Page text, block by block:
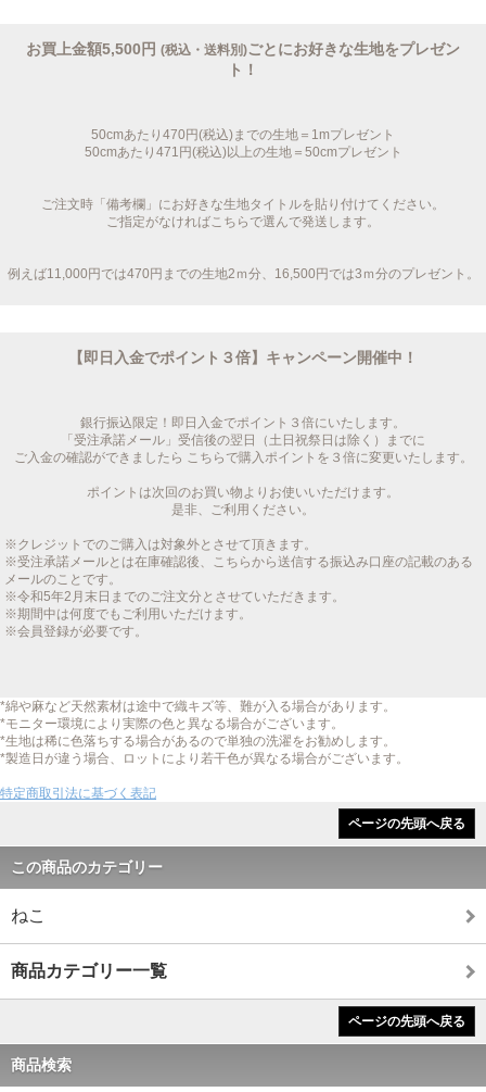
お買上金額5,500円 (税込・送料別)ごとにお好きな生地をプレゼン
ト！
50cmあたり470円(税込)までの生地＝1mプレゼント
50cmあたり471円(税込)以上の生地＝50cmプレゼント
ご注文時「備考欄」にお好きな生地タイトルを貼り付けてください。
ご指定がなければこちらで選んで発送します。
例えば11,000円では470円までの生地2ｍ分、16,500円では3ｍ分のプレゼント。
【即日入金でポイント３倍】キャンペーン開催中！
銀行振込限定！即日入金でポイント３倍にいたします。
「受注承諾メール」受信後の翌日（土日祝祭日は除く）までに
ご入金の確認ができましたら こちらで購入ポイントを３倍に変更いたします。
ポイントは次回のお買い物よりお使いいただけます。
是非、ご利用ください。
※クレジットでのご購入は対象外とさせて頂きます。
※受注承諾メールとは在庫確認後、こちらから送信する振込み口座の記載のある
メールのことです。
※令和5年2月末日までのご注文分とさせていただきます。
※期間中は何度でもご利用いただけます。
※会員登録が必要です。
*綿や麻など天然素材は途中で織キズ等、難が入る場合があります。
*モニター環境により実際の色と異なる場合がございます。
*生地は稀に色落ちする場合があるので単独の洗濯をお勧めします。
*製造日が違う場合、ロットにより若干色が異なる場合がございます。
特定商取引法に基づく表記
ページの先頭へ戻る
この商品のカテゴリー
ねこ
商品カテゴリー一覧
ページの先頭へ戻る
商品検索